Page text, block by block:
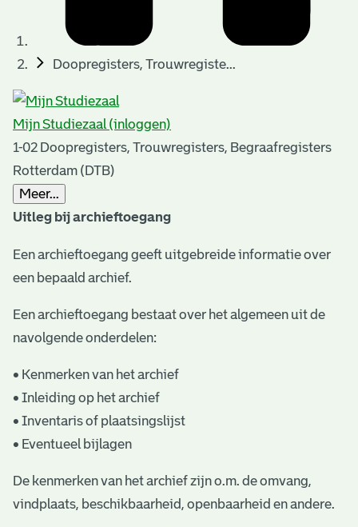
n
a
'
s
n
o
t
r
i
ë
l
e
a
h
Doopregisters, Trouwregiste...
Mijn Studiezaal (inloggen)
1-02 Doopregisters, Trouwregisters, Begraafregisters
Rotterdam (DTB)
Meer...
Uitleg bij archieftoegang
Een archieftoegang geeft uitgebreide informatie over
een bepaald archief.
Een archieftoegang bestaat over het algemeen uit de
navolgende onderdelen:
• Kenmerken van het archief
• Inleiding op het archief
• Inventaris of plaatsingslijst
• Eventueel bijlagen
De kenmerken van het archief zijn o.m. de omvang,
vindplaats, beschikbaarheid, openbaarheid en andere.